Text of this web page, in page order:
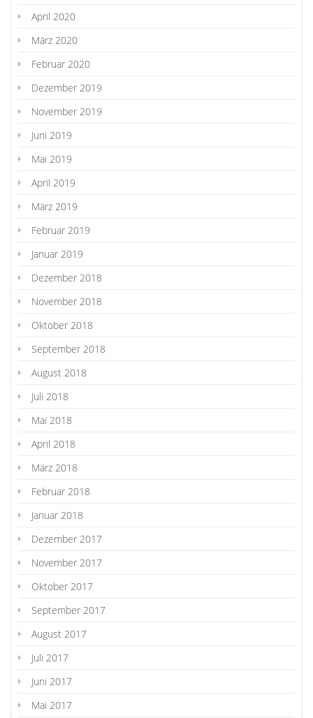
April 2020
März 2020
Februar 2020
Dezember 2019
November 2019
Juni 2019
Mai 2019
April 2019
März 2019
Februar 2019
Januar 2019
Dezember 2018
November 2018
Oktober 2018
September 2018
August 2018
Juli 2018
Mai 2018
April 2018
März 2018
Februar 2018
Januar 2018
Dezember 2017
November 2017
Oktober 2017
September 2017
August 2017
Juli 2017
Juni 2017
Mai 2017